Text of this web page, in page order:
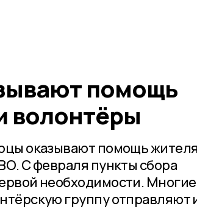
помощь
волонтёры
оказывают помощь
С февраля пункты сбора
необходимости. Многие
группу отправляют